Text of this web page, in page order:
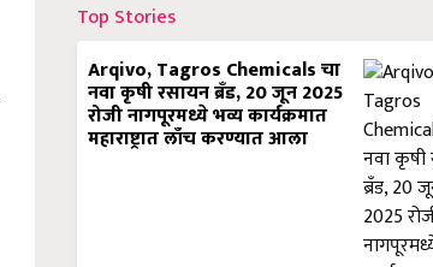
Top Stories
Arqivo, Tagros Chemicals चा
नवा कृषी रसायन ब्रँड, 20 जून 2025
रोजी नागपूरमध्ये भव्य कार्यक्रमात
महाराष्ट्रात लाँच करण्यात आला